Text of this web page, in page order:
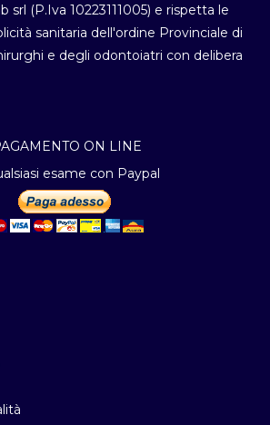
srl (P.Iva 10223111005) e rispetta le
sanitaria dell'ordine Provinciale di
e degli odontoiatri con delibera
ON LINE
esame con Paypal